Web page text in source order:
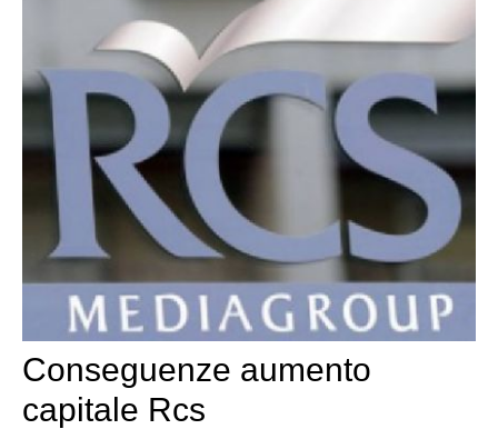
Conseguenze aumento
capitale Rcs